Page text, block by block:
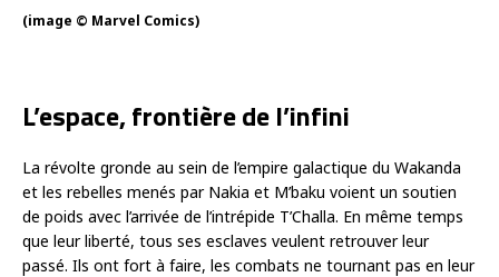
(image © Marvel Comics)
L’espace, frontière de l’infini
La révolte gronde au sein de l’empire galactique du Wakanda
et les rebelles menés par Nakia et M’baku voient un soutien
de poids avec l’arrivée de l’intrépide T’Challa. En même temps
que leur liberté, tous ses esclaves veulent retrouver leur
passé. Ils ont fort à faire, les combats ne tournant pas en leur